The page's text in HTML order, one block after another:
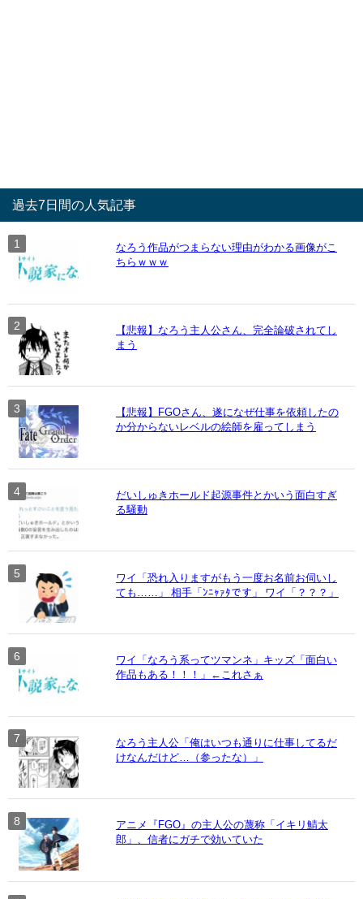
過去7日間の人気記事
なろう作品がつまらない理由がわかる画像がこ
ちらｗｗｗ
【悲報】なろう主人公さん、完全論破されてし
まう
【悲報】FGOさん、遂になぜ仕事を依頼したの
か分からないレベルの絵師を雇ってしまう
だいしゅきホールド起源事件とかいう面白すぎ
る騒動
ワイ「恐れ入りますがもう一度お名前お伺いし
ても……」 相手「ﾝﾆｬｧﾀです」 ワイ「？？？」
ワイ「なろう系ってツマンネ」キッズ「面白い
作品もある！！！」←これさぁ
なろう主人公「俺はいつも通りに仕事してるだ
けなんだけど…（参ったな）」
アニメ『FGO』の主人公の蔑称「イキリ鯖太
郎」、信者にガチで効いていた